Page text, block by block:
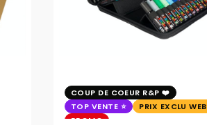
COUP DE COEUR R&P
TOP VENTE
PRIX EXCLU WEB
PROMO